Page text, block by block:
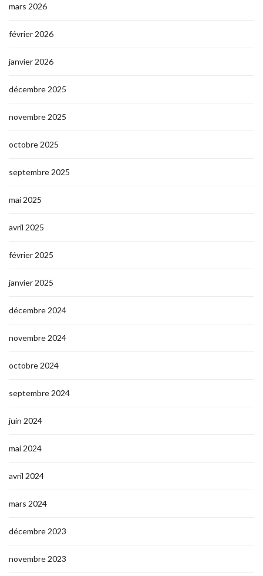
mars 2026
février 2026
janvier 2026
décembre 2025
novembre 2025
octobre 2025
septembre 2025
mai 2025
avril 2025
février 2025
janvier 2025
décembre 2024
novembre 2024
octobre 2024
septembre 2024
juin 2024
mai 2024
avril 2024
mars 2024
décembre 2023
novembre 2023